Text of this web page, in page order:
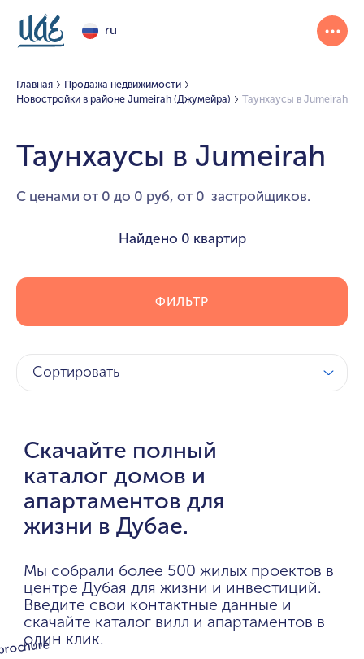
ru
Главная
Продажа недвижимости
Новостройки в районе Jumeirah (Джумейра)
Таунхаусы в Jumeirah
Таунхаусы в Jumeirah
С ценами от 0 до 0 руб, от 0 застройщиков.
Найдено 0 квартир
ФИЛЬТР
Сортировать
Скачайте полный
каталог домов и
апартаментов для
жизни в Дубае.
Мы собрали более 500 жилых проектов в
центре Дубая для жизни и инвестиций.
Введите свои контактные данные и
скачайте каталог вилл и апартаментов в
один клик.